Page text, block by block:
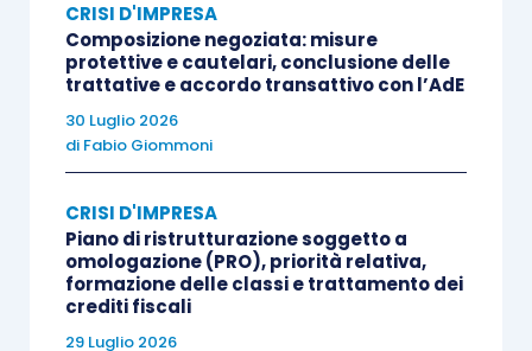
registro dei revisori legalidi cui all’art. 6
del D.lgs. n. 39/2010.
Per quanto attiene invece gli
si rinvengono modifiche rispetto al passato
apportate dall’art. 33 del D.L. n.83/2012; infatti in
tale ipotesi, ai fini dell’assunzione dell’incarico di
attestazione, è sufficiente che iprofessionisti
associatisiano in possesso dei
previstidal citato art. 28, lett. a) L.F. ed il
CRISI D'IMPRESA
Composizione negoziata: misure
protettive e cautelari, conclusione delle
trattative e accordo transattivo con l’AdE
30 Luglio 2026
di Fabio Giommoni
CRISI D'IMPRESA
Piano di ristrutturazione soggetto a
omologazione (PRO), priorità relativa,
formazione delle classi e trattamento dei
crediti fiscali
29 Luglio 2026